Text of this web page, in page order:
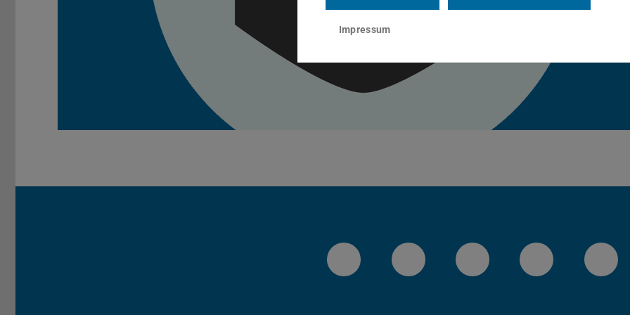
Instagram-Kanal von etit
Facebookpage von etit
YouTube-Channel
LinkedIn-
Impressum